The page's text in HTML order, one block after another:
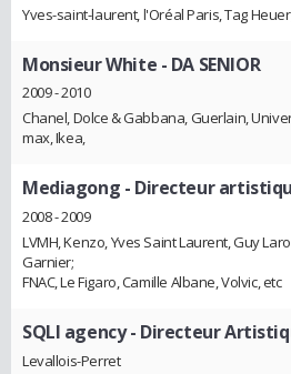
Yves-saint-laurent, l'Oréal Paris, Tag
Monsieur White - DA SENIOR
2009 - 2010
Chanel, Dolce & Gabbana, Guerlain,
max, Ikea,
Mediagong - Directeur
2008 - 2009
LVMH, Kenzo, Yves Saint Laurent, Guy
Garnier;
FNAC, Le Figaro, Camille Albane, Volvic, etc
SQLI agency- Directeur
Levallois-Perret